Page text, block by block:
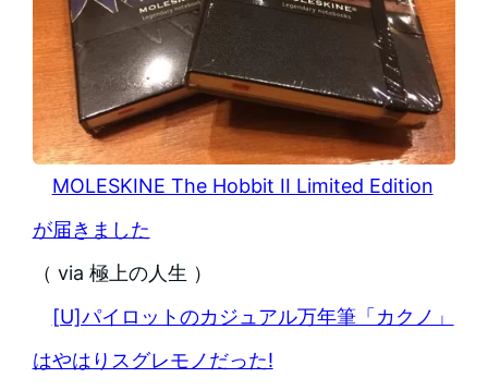
MOLESKINE The Hobbit II Limited Edition
が届きました
（ via 極上の人生 ）
[U]パイロットのカジュアル万年筆「カクノ」
はやはりスグレモノだった!